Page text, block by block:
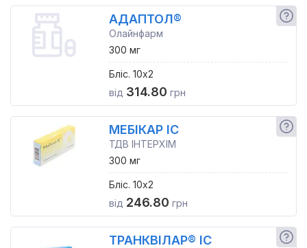
АДАПТОЛ®
Олайнфарм
300 мг
Бліс. 10x2
від 314.80 грн
МЕБІКАР ІС
ТДВ ІНТЕРХІМ
300 мг
Бліс. 10x2
від 246.80 грн
ТРАНКВІЛАР® ІС